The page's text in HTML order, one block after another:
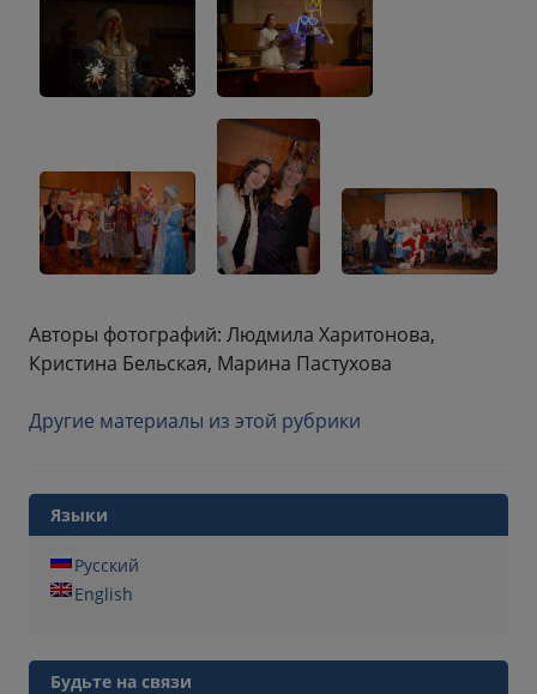
Авторы фотографий: Людмила Харитонова,
Кристина Бельская, Марина Пастухова
Другие материалы из этой рубрики
Языки
Русский
English
Будьте на связи